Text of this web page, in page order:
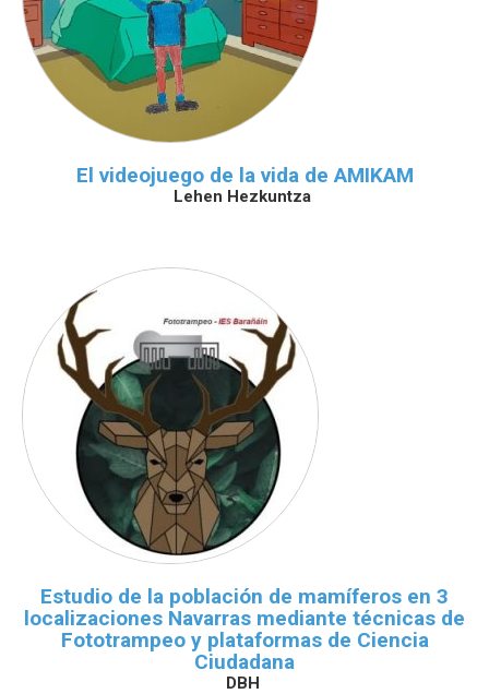
El videojuego de la vida de AMIKAM
Lehen Hezkuntza
Estudio de la población de mamíferos en 3
localizaciones Navarras mediante técnicas de
Fototrampeo y plataformas de Ciencia
Ciudadana
DBH